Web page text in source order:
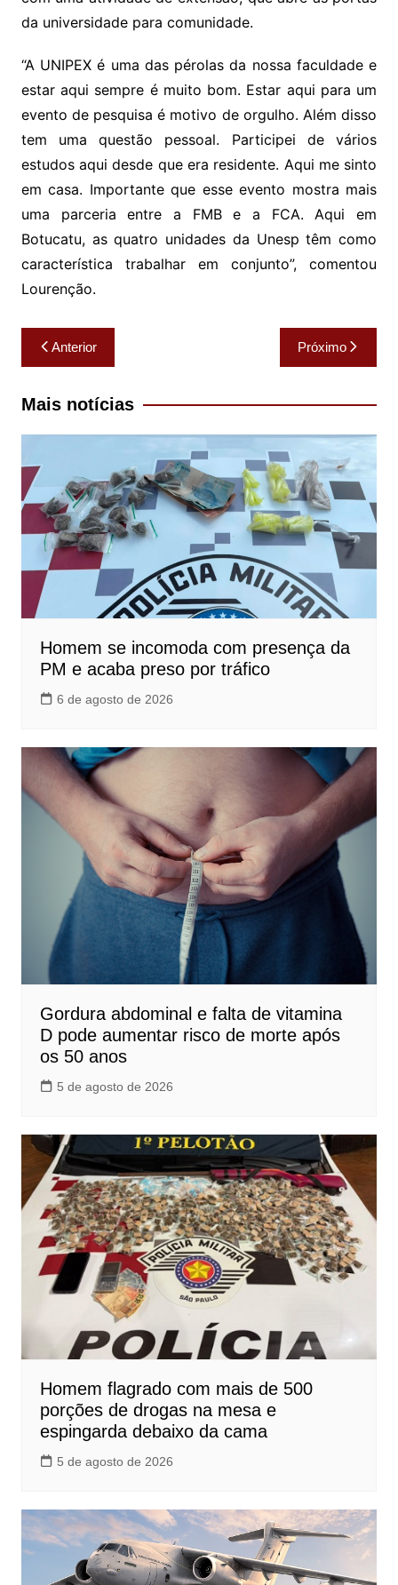
da universidade para comunidade.
“A UNIPEX é uma das pérolas da nossa faculdade e
estar aqui sempre é muito bom. Estar aqui para um
evento de pesquisa é motivo de orgulho. Além disso
tem uma questão pessoal. Participei de vários
estudos aqui desde que era residente. Aqui me sinto
em casa. Importante que esse evento mostra mais
uma parceria entre a FMB e a FCA. Aqui em
Botucatu, as quatro unidades da Unesp têm como
característica trabalhar em conjunto”, comentou
Lourenção.
Navegação
de
Post
Anterior Próximo
Mais notícias
Homem se incomoda com presença da
PM e acaba preso por tráfico
6 de agosto de 2026
Gordura abdominal e falta de vitamina
D pode aumentar risco de morte após
os 50 anos
5 de agosto de 2026
Homem flagrado com mais de 500
porções de drogas na mesa e
espingarda debaixo da cama
5 de agosto de 2026